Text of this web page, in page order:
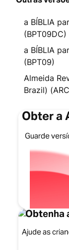
a BÍBLIA
(BPT09DC)
a BÍBLIA
(BPT09)
Almeida
Brazil)
Obter a
Guarde
Obtenha
Ajude as